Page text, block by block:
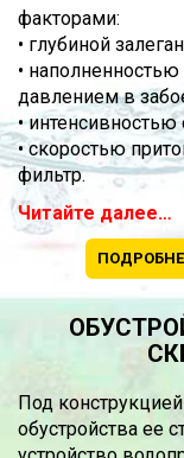
факторами:
• глубиной
•
давлением в
• интенсивностью
• скоростью
фильтр.
Читайте далее…
Под
обустройства ее